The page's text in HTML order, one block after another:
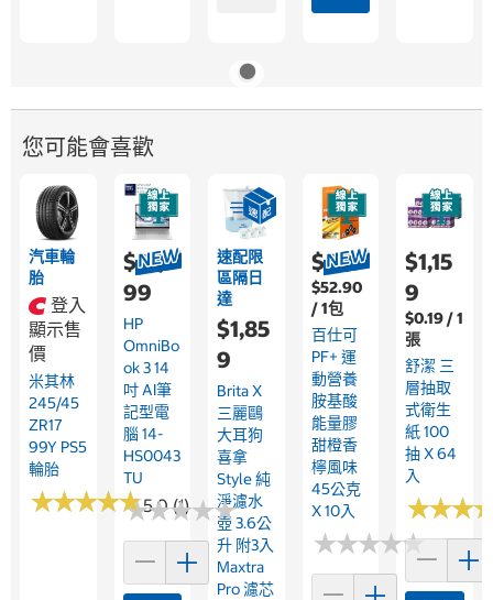
您可能會喜歡
汽車輪
胎
登入
顯示售
價
米其林
245/45
ZR17
99Y PS5
輪胎
★★★★★
★★★★★5.0 (1)
$37,8
99
HP
OmniBo
Ok 3 14
吋 AI筆
記型電
腦 14-
HS0043
TU
★★★★★
★★★★★
速配限
區隔日
達
$1,85
9
Brita X
三麗鷗
大耳狗
喜拿
Style 純
淨濾水
壺 3.6公
升 附3入
Maxtra
Pro 濾芯
$529
$52.90
/ 1包
百仕可
PF+ 運
動營養
胺基酸
能量膠
甜橙香
檸風味
45公克
X 10入
★★★★★
★★★★★
$1,15
9
$0.19 / 1
張
舒潔 三
層抽取
式衛生
紙 100
抽 X 64
入
★★★
★★★